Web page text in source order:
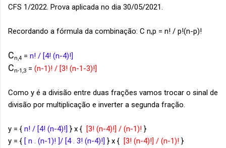
CFS 1/2022. Prova aplicada no dia 30/05/2021.
Recordando a fórmula da combinação: C n,p = n! / p!(n-p)!
Cn,4 = n! / [4! (n-4)!]
Cn-1,3 = (n-1)! / [3! (n-1-3)!]
Como y é a divisão entre duas frações vamos trocar o sinal de
divisão por multiplicação e inverter a segunda fração.
y = { n! / [4! (n-4)!] } x { [3! (n-4)!] / (n-1)! }
y = { [ n . (n-1)! ]/ [4 . 3! (n-4)!] } x { [3! (n-4)!] / (n-1)! }